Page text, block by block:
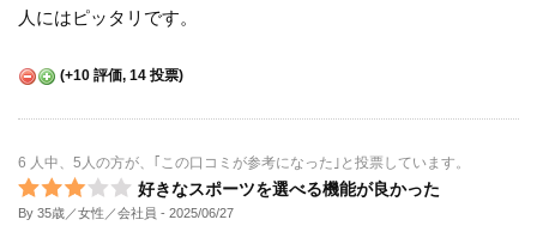
人にはピッタリです。
(+10 評価, 14 投票)
6 人中、5人の方が、｢この口コミが参考になった｣と投票しています。
好きなスポーツを選べる機能が良かった
By 35歳／女性／会社員 - 2025/06/27